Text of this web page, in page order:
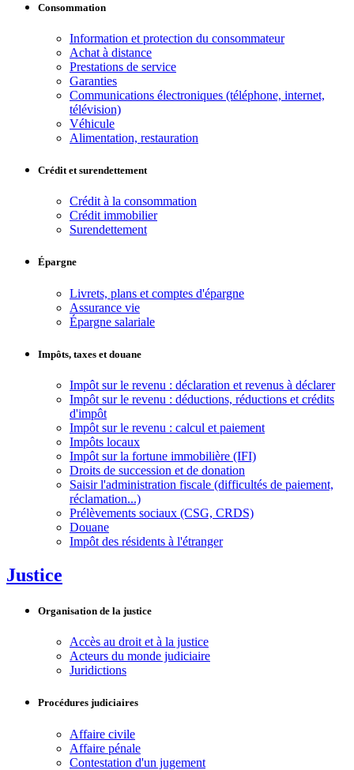
Consommation
Information et protection du consommateur
Achat à distance
Prestations de service
Garanties
Communications électroniques (téléphone, internet,
télévision)
Véhicule
Alimentation, restauration
Crédit et surendettement
Crédit à la consommation
Crédit immobilier
Surendettement
Épargne
Livrets, plans et comptes d'épargne
Assurance vie
Épargne salariale
Impôts, taxes et douane
Impôt sur le revenu : déclaration et revenus à déclarer
Impôt sur le revenu : déductions, réductions et crédits
d'impôt
Impôt sur le revenu : calcul et paiement
Impôts locaux
Impôt sur la fortune immobilière (IFI)
Droits de succession et de donation
Saisir l'administration fiscale (difficultés de paiement,
réclamation...)
Prélèvements sociaux (CSG, CRDS)
Douane
Impôt des résidents à l'étranger
Justice
Organisation de la justice
Accès au droit et à la justice
Acteurs du monde judiciaire
Juridictions
Procédures judiciaires
Affaire civile
Affaire pénale
Contestation d'un jugement